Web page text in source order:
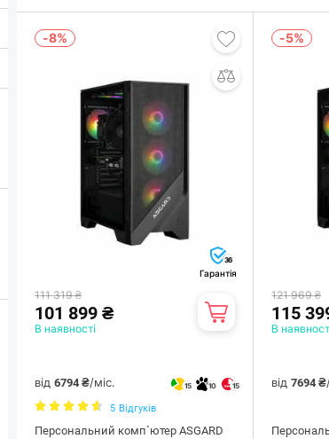
-8%
36
Гарантія
111 319 ₴
101 899 ₴
В наявності
від 6794 ₴/міс. 15 10 15
5 Відгуків
Персональний комп`ютер ASGARD
-5%
121 969 ₴
115
В
від7694 ₴